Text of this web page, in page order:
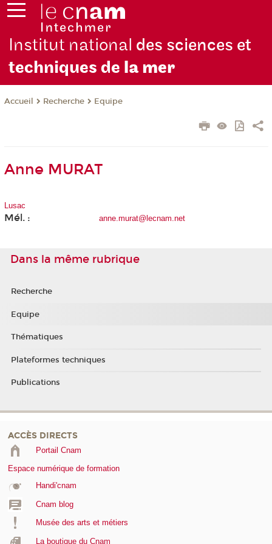
Institut national des sciences et
techniques de la mer
Accueil Recherche Equipe
Anne MURAT
Lusac
Mél. : anne.murat@lecnam.net
Dans la même rubrique
Recherche
Equipe
Thématiques
Plateformes techniques
Publications
ACCÈS DIRECTS
Portail Cnam
Espace numérique de formation
Handi'cnam
Cnam blog
Musée des arts et métiers
La boutique du Cnam